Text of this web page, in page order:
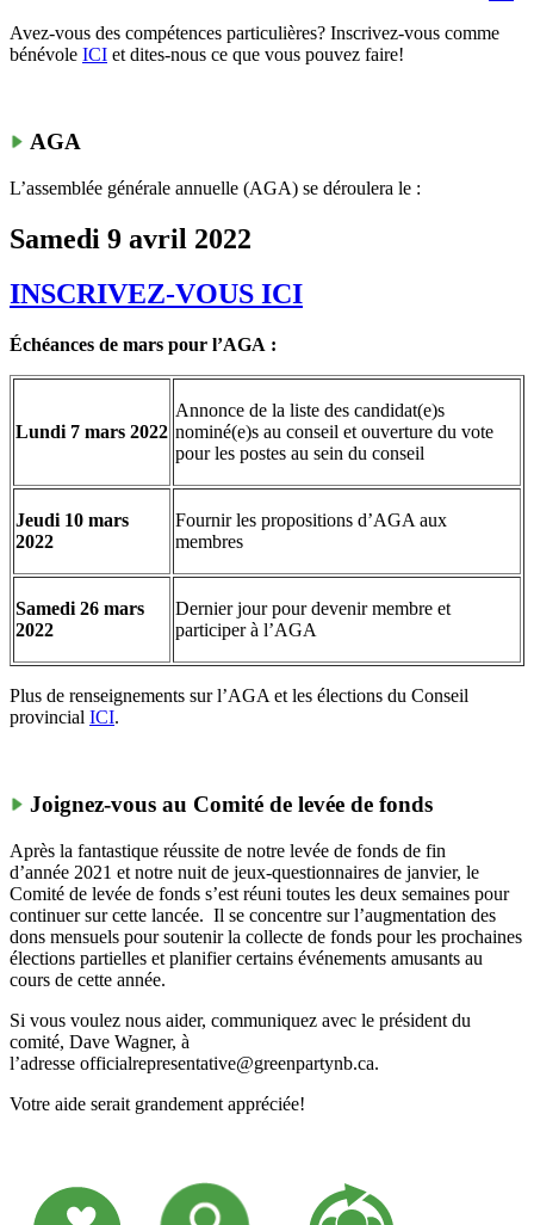
Avez-vous des compétences particulières? Inscrivez-vous comme
bénévole ICI et dites-nous ce que vous pouvez faire!
AGA
L’assemblée générale annuelle (AGA) se déroulera le :
Samedi 9 avril 2022
INSCRIVEZ-VOUS ICI
Échéances de mars pour l’AGA :
Lundi 7 mars 2022
Annonce de la liste des candidat(e)s
nominé(e)s au conseil et ouverture du vote
pour les postes au sein du conseil
Jeudi 10 mars
2022
Fournir les propositions d’AGA aux
membres
Samedi 26 mars
2022
Dernier jour pour devenir membre et
participer à l’AGA
Plus de renseignements sur l’AGA et les élections du Conseil
provincial ICI.
Joignez-vous au Comité de levée de fonds
Après la fantastique réussite de notre levée de fonds de fin
d’année 2021 et notre nuit de jeux-questionnaires de janvier, le
Comité de levée de fonds s’est réuni toutes les deux semaines pour
continuer sur cette lancée. Il se concentre sur l’augmentation des
dons mensuels pour soutenir la collecte de fonds pour les prochaines
élections partielles et planifier certains événements amusants au
cours de cette année.
Si vous voulez nous aider, communiquez avec le président du
comité, Dave Wagner, à
l’adresse officialrepresentative@greenpartynb.ca.
Votre aide serait grandement appréciée!